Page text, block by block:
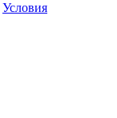
Условия